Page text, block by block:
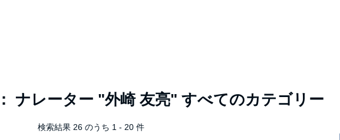
ナレーター "外崎 友亮" すべてのカテゴリー
検索結果 26 のうち 1 - 20 件